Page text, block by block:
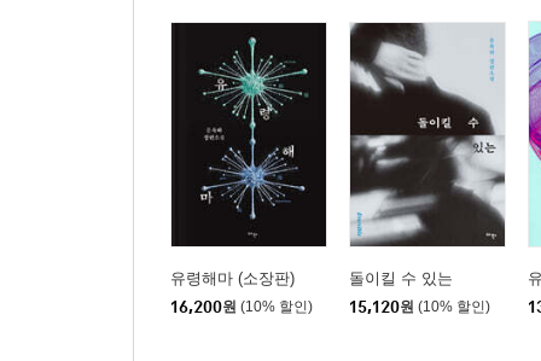
유령해마 (소장판)
16,200원 (10% 할인)
돌이킬 수 있는
15,120원 (10% 할인)